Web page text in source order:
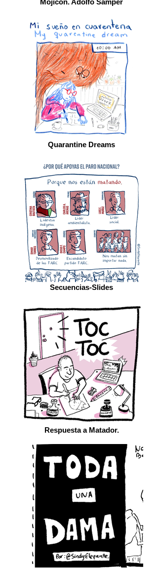
Mojicón. Adolfo Samper
Quarantine Dreams
Secuencias-Slides
Respuesta a Matador.